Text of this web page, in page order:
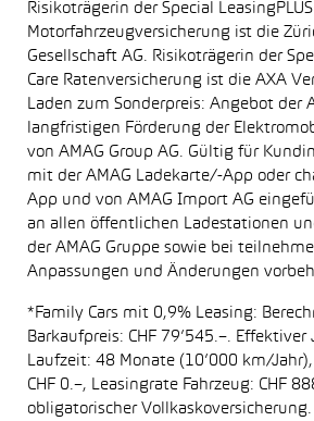
Risikoträgerin der Special LeasingPLUS
Motorfahrzeugversicherung ist die
Gesellschaft AG. Risikoträgerin der
Care Ratenversicherung ist die AXA
Laden zum Sonderpreis: Angebot der
langfristigen Förderung der
von AMAG Group AG. Gültig für
mit der AMAG Ladekarte/-App oder
App und von AMAG Import AG
an allen öffentlichen Ladestationen
der AMAG Gruppe sowie bei
Anpassungen und Änderungen
*Family Cars mit 0,9% Leasing:
Barkaufpreis: CHF 79’545.–. Effektiver
Laufzeit: 48 Monate (10’000 km/
CHF 0.–, Leasingrate Fahrzeug: CHF
obligatorischer Vollkaskoversicherung.